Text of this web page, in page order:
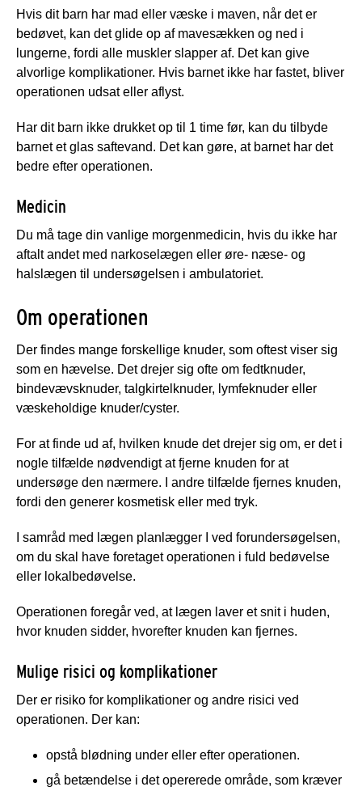
Hvis dit barn har mad eller væske i maven, når det er
bedøvet, kan det glide op af mavesækken og ned i
lungerne, fordi alle muskler slapper af. Det kan give
alvorlige komplikationer. Hvis barnet ikke har fastet, bliver
operationen udsat eller aflyst.
Har dit barn ikke drukket op til 1 time før, kan du tilbyde
barnet et glas saftevand. Det kan gøre, at barnet har det
bedre efter operationen.
Medicin
Du må tage din vanlige morgenmedicin, hvis du ikke har
aftalt andet med narkoselægen eller øre- næse- og
halslægen til undersøgelsen i ambulatoriet.
Om operationen
Der findes mange forskellige knuder, som oftest viser sig
som en hævelse. Det drejer sig ofte om fedtknuder,
bindevævsknuder, talgkirtelknuder, lymfeknuder eller
væskeholdige knuder/cyster.
For at finde ud af, hvilken knude det drejer sig om, er det i
nogle tilfælde nødvendigt at fjerne knuden for at
undersøge den nærmere. I andre tilfælde fjernes knuden,
fordi den generer kosmetisk eller med tryk.
I samråd med lægen planlægger I ved forundersøgelsen,
om du skal have foretaget operationen i fuld bedøvelse
eller lokalbedøvelse.
Operationen foregår ved, at lægen laver et snit i huden,
hvor knuden sidder, hvorefter knuden kan fjernes.
Mulige risici og komplikationer
Der er risiko for komplikationer og andre risici ved
operationen. Der kan:
opstå blødning under eller efter operationen.
gå betændelse i det opererede område, som kræver